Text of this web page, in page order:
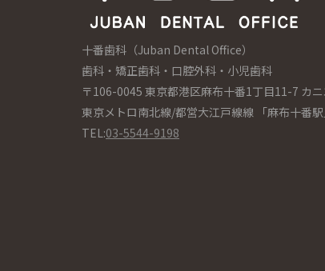
十番歯科（Juban Dental Office）
歯科・矯正歯科・口腔外科・小児歯科
〒106-0045 東京都港区麻布十番1丁目11-7 カ
東京メトロ南北線/都営大江戸線線 「麻布十番
TEL:03-5544-9198